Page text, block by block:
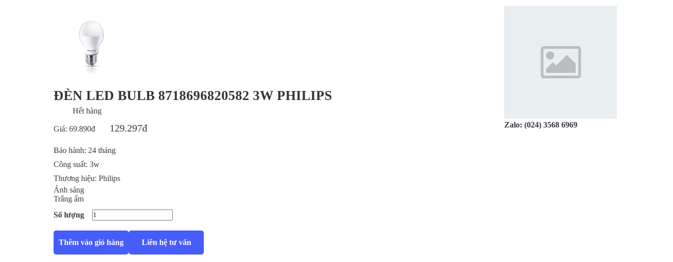
ĐÈN LED BULB 8718696820582 3W PHILIPS
Hết hàng
Giá: 69.890đ 129.297đ
Bảo hành: 24 tháng
Công suất: 3w
Thương hiệu: Philips
Ánh sáng
Trắng ấm
Số lượng
Thêm vào giỏ hàng Liên hệ tư vấn
Zalo: (024) 3568 6969